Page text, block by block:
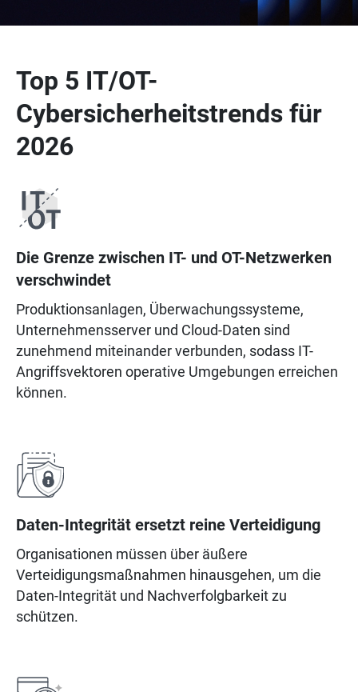
Top 5 IT/OT-
Cybersicherheitstrends für
2026
Die Grenze zwischen IT- und OT-Netzwerken
verschwindet
Produktionsanlagen, Überwachungssysteme,
Unternehmensserver und Cloud-Daten sind
zunehmend miteinander verbunden, sodass IT-
Angriffsvektoren operative Umgebungen erreichen
können.
Daten-Integrität ersetzt reine Verteidigung
Organisationen müssen über äußere
Verteidigungsmaßnahmen hinausgehen, um die
Daten-Integrität und Nachverfolgbarkeit zu
schützen.